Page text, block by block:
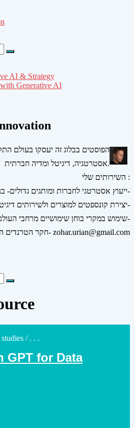
Search
AI & Strategy
Generative AI
הפוסטים בבלוג זה יעסקו בעולם
אסטרטגיה, דיגיטל ומדיה חברתית.
השירותים שלי :
ייעוץ אסטרטגי לחברות ומותגים גדולים- בניית אסטרטגיה דיגיטלית-
יצירת קונספטים למוצרים ולשירותים דיגיטליים-
שימוש במקרי בוחן שימושיים מרחבי העולם-
חקר הטרנדים המובילים- zohar.urian@gmail.com
Search
/ . . .
GPT for Data